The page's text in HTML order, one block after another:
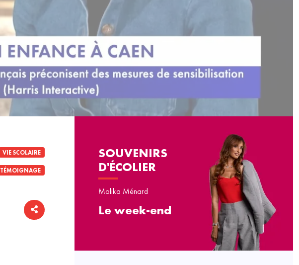
VIE SCOLAIRE
TÉMOIGNAGE
SOUVENIRS
D'ÉCOLIER
Malika Ménard
Le week-end